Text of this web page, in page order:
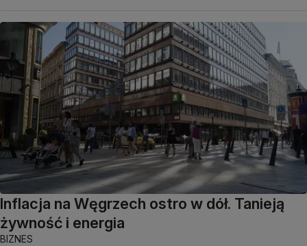
Inflacja na Węgrzech ostro w dół. Tanieją
żywność i energia
BIZNES